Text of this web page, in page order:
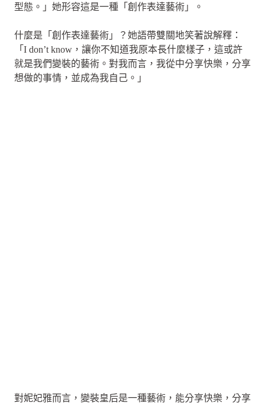
型態。」她形容這是一種「創作表達藝術」。
什麼是「創作表達藝術」？她語帶雙關地笑著說解釋：
「I don’t know，讓你不知道我原本長什麼樣子，這或許
就是我們變裝的藝術。對我而言，我從中分享快樂，分享
想做的事情，並成為我自己。」
對妮妃雅而言，變裝皇后是一種藝術，能分享快樂，分享